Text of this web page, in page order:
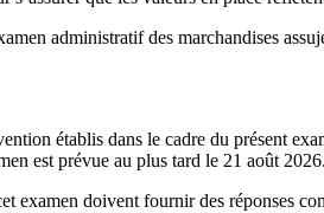
administratif des marchandises
établis dans le cadre du présent
est prévue au plus tard le 21 août 2026.
examen doivent fournir des réponses